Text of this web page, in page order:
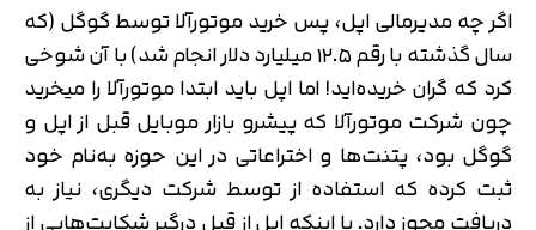
اگر چه مدیرمالی اپل، پس خرید موتورآلا توسط گوگل (که
سال گذشته با رقم ۱۲.۵ میلیارد دلار انجام شد) با آن شوخی
کرد که گران خریده‌اید! اما اپل باید ابتدا موتورآلا را میخرید
چون شرکت موتورآلا که پیشرو بازار موبایل قبل از اپل و
گوگل بود، پتنت‌ها و اختراعاتی در این حوزه به‌نام خود
ثبت کرده که استفاده از توسط شرکت دیگری، نیاز به